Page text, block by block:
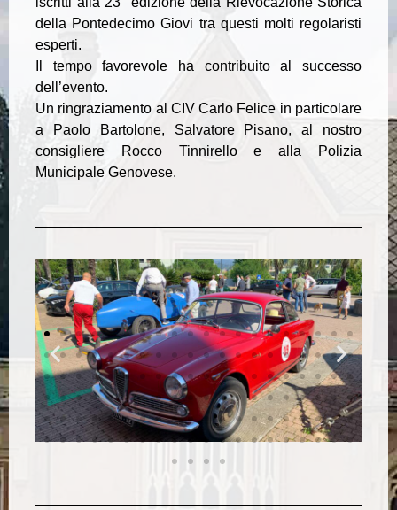
della Pontedecimo Giovi tra questi molti regolaristi
esperti.
Il tempo favorevole ha contribuito al successo
dell’evento.
Un ringraziamento al CIV Carlo Felice in particolare
a Paolo Bartolone, Salvatore Pisano, al nostro
consigliere Rocco Tinnirello e alla Polizia
Municipale Genovese.